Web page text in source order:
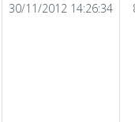
30/11/2012 14:26:34